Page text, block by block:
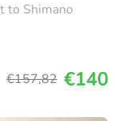
to Shimano
€157,82 €140